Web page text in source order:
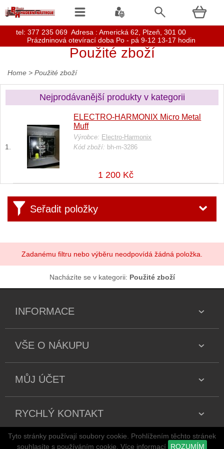
Použité zboží
Home > Použité zboží
Nejprodávanější produkty v kategorii
ELECTRO-HARMONIX Micro Metal
Muff
Výrobce: Electro-Harmonix
Kód zboží: bh-m-3286
1 200 Kč
Seřadit položky
Zadanému filtru nebo výběru neodpovídá žádná položka.
Nacházíte se v kategorii: Použité zboží
tel: 377 235 069 Adresa : Americká 62, Plzeň, 301 00
Prázdninová otevírací doba Po - pá 9-12 13-17 hodin
INFORMACE
VŠE O NÁKUPU
MŮJ ÚČET
RYCHLÝ KONTAKT
Tyto stránky používají soubory cookie. Prohlížením těchto stránek
souhlasíte s používáním cookie. Více informací ROZUMÍM
Copyright 2026 všechna práva vyhrazena